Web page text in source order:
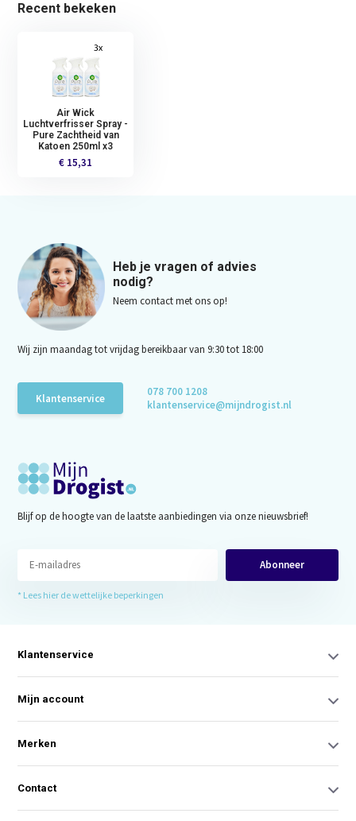
Recent bekeken
Air Wick
Luchtverfrisser Spray -
Pure Zachtheid van
Katoen 250ml x3
€ 15,31
Heb je vragen of advies
nodig?
Neem contact met ons op!
Wij zijn maandag tot vrijdag bereikbaar van 9:30 tot 18:00
Klantenservice
078 700 1208
klantenservice@mijndrogist.nl
Blijf op de hoogte van de laatste aanbiedingen via onze nieuwsbrief!
Abonneer
* Lees hier de wettelijke beperkingen
Klantenservice
Mijn account
Merken
Contact